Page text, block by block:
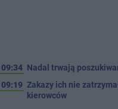
09:34 Nadal trwają
09:19 Zakazy ich nie
kierowców